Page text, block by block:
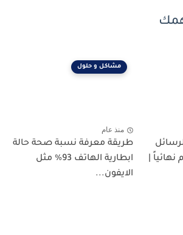
|
مشاكل و حلول
منذ عام
طريقة معرفة نسبة صحة حالة
ابطارية الهاتف 93% مثل
الايفون...